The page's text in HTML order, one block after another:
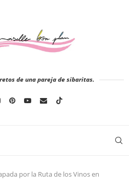
de una pareja de sibaritas.
por la Ruta de los Vinos en